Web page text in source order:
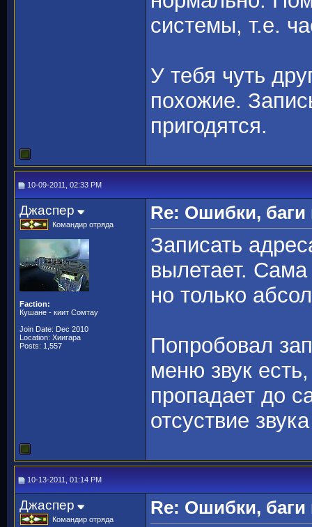
системы, т.е.
У тебя чуть
похожие.
пригодятся.
10-09-2011, 02:33 PM
Джаспер
Командир отряда
Faction:
Кушане - киит Сомтау
Join Date: Dec 2010
Location: Хиигара
Posts: 1,557
Re: Ошибки,
Записать
вылетает.
но только
Попробовал
меню звук
пропадает до
отсуствие
10-13-2011, 01:14 PM
Джаспер
Командир отряда
Re: Ошибки,